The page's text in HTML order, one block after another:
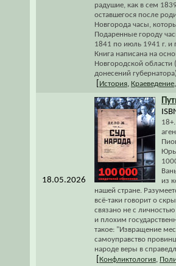
радушие, как в сем
оставшегося после
Новгорода часы,
Подаренные городу
1841 по июль 1941 г. и
Книга написана на
Новгородской области
донесений
История Краеведение
18.05.2026
из
нашей стране.
всё-таки говорит о
связано не с
и плохим
такое: "Извращение
самоуправство
народе веры в
Конфликтология